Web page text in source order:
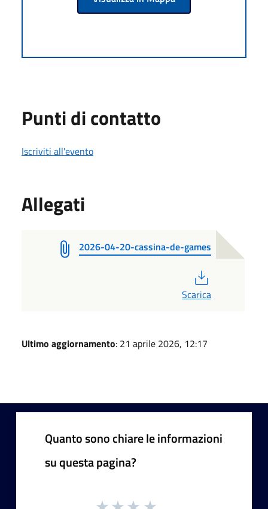
Punti di contatto
Iscriviti all'evento
Allegati
2026-04-20-cassina-de-games
Scarica
Ultimo aggiornamento: 21 aprile 2026, 12:17
Quanto sono chiare le informazioni
su questa pagina?